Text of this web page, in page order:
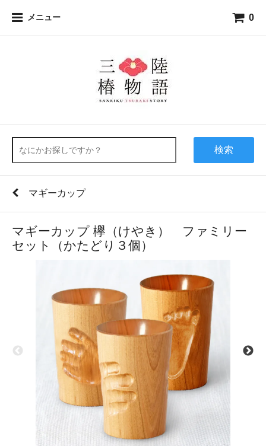
メニュー 0
検索
マギーカップ
マギーカップ 欅（けやき） ファミリー
セット（かたどり３個）